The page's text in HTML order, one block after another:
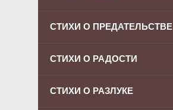
СТИХИ О ПРЕДАТЕЛЬСТВЕ
СТИХИ О РАДОСТИ
СТИХИ О РАЗЛУКЕ